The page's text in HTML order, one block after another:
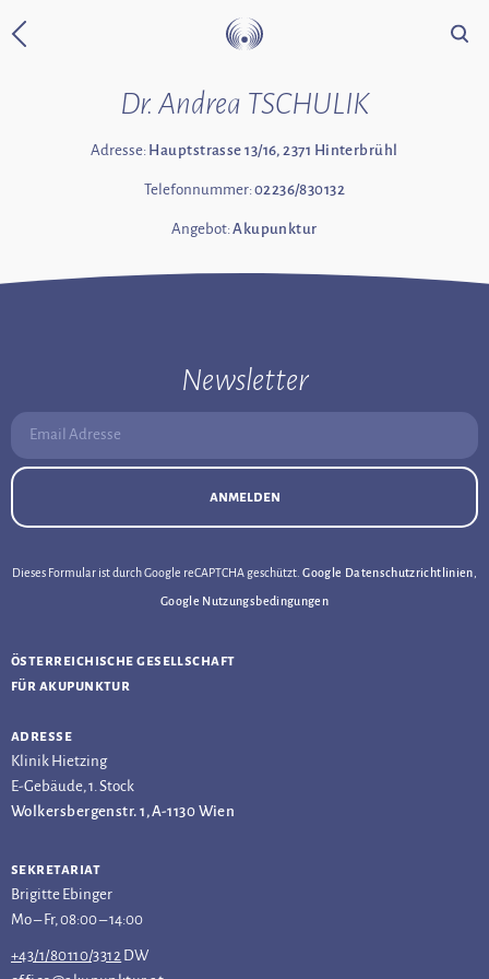
Zurück zur Startseite Suche
Dr. Andrea TSCHULIK
Adresse: Hauptstrasse 13/16, 2371 Hinterbrühl
Telefonnummer:02236/830132
Angebot:Akupunktur
Newsletter
Email Adresse:
anmelden
Dieses Formular ist durch Google reCAPTCHA geschützt.Google Datenschutzrichtlinien
Google Nutzungsbedingungen
österreichische gesellschaft
für akupunktur
adresse
Klinik Hietzing
E-Gebäude, 1. Stock
Wolkersbergenstr. 1, A-1130 Wien
sekretariat
Brigitte Ebinger
Mo – Fr, 08:00 – 14:00
+43/1/80110/3312 DW